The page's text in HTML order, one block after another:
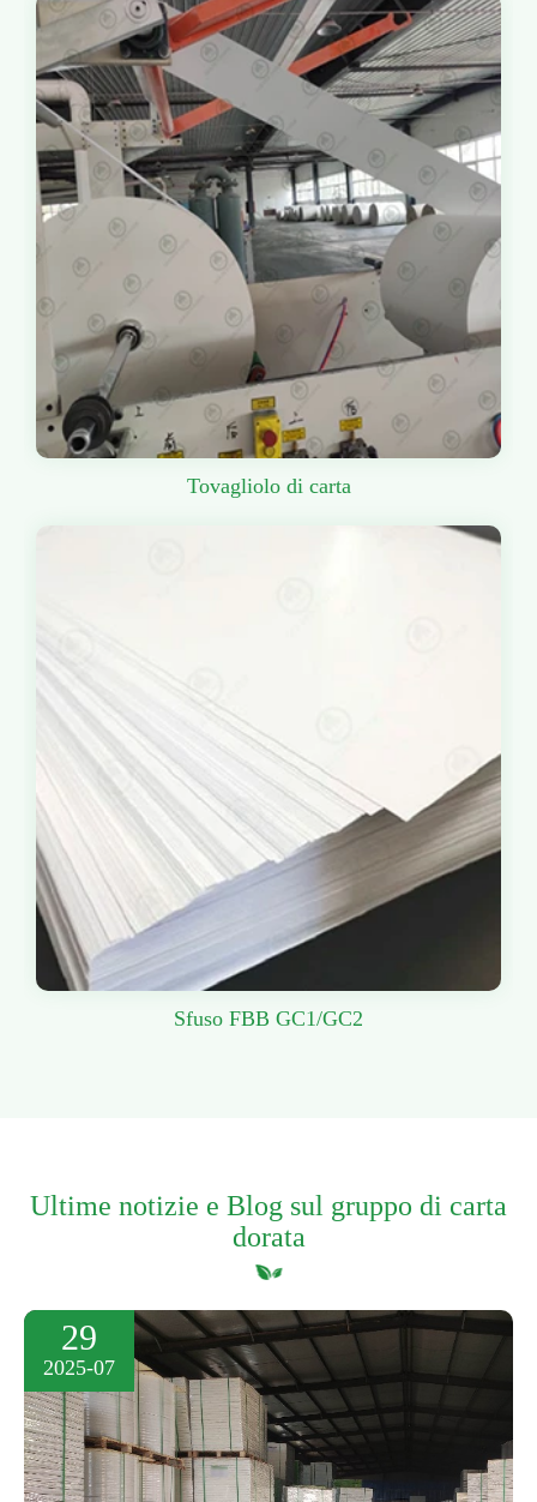
Tovagliolo di carta
Sfuso FBB GC1/GC2
Ultime notizie e Blog sul gruppo di carta
dorata
29
2025-07